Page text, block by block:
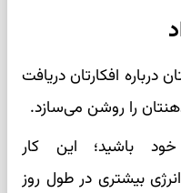
درباره افکارتان دریافت
را روشن می‌سازد.
باشید؛ این کار
بیشتری در طول روز